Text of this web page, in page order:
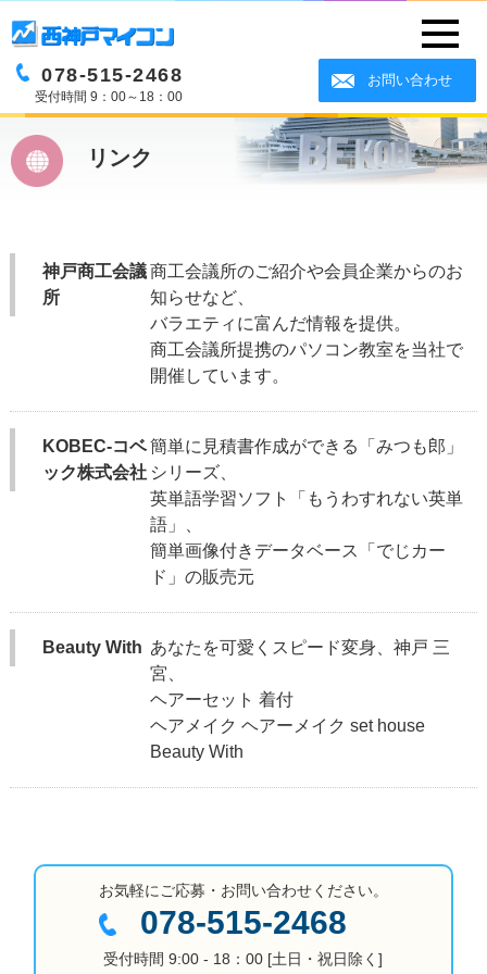
078-515-2468
受付時間 9：00～18：00
お問い合わせ
リンク
神戸商工会議
所
商工会議所のご紹介や会員企業からのお
知らせなど、
バラエティに富んだ情報を提供。
商工会議所提携のパソコン教室を当社で
開催しています。
KOBEC-コベ
ック株式会社
簡単に見積書作成ができる「みつも郎」
シリーズ、
英単語学習ソフト「もうわすれない英単
語」、
簡単画像付きデータベース「でじカー
ド」の販売元
Beauty With あなたを可愛くスピード変身、神戸 三
宮、
ヘアーセット 着付
ヘアメイク ヘアーメイク set house
Beauty With
お気軽にご応募・お問い合わせください。
078-515-2468
受付時間 9:00 - 18：00 [土日・祝日除く]